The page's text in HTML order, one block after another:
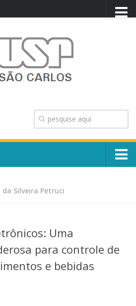
TRANSPARÊNCIA
OUVIDORIA
CONTATO
da Silveira Petruci
Uma
para controle de
e bebidas